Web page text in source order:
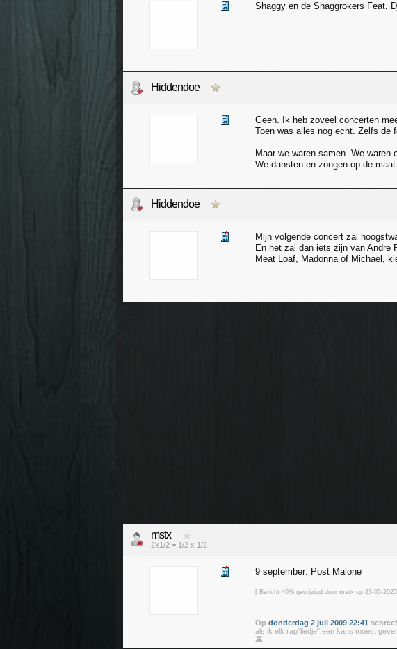
Shaggy en de Shaggrokers Feat,
Hiddendoe
Geen. Ik heb zoveel concerten
Toen was alles nog echt. Zelfs de
Maar we waren samen. We waren
We dansten en zongen op de
Hiddendoe
Mijn volgende concert zal
En het zal dan iets zijn van Andre
Meat Loaf, Madonna of Michael,
mstx
2x1/2 = 1/2 x 1/2
9 september: Post Malone
[ Bericht 40% gewijzigd door mstx op 23-05-
Op donderdag 2 juli 2009 22:41
als ik elk rap"liedje" een kans moest
👾